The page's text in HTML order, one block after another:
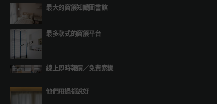
最大的窗簾知識圖書館
最多款式的窗簾平台
線上即時報價／免費索樣
他們用過都說好